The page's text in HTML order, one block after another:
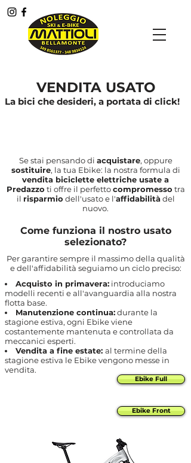
VENDITA USATO
La bici che desideri, a portata di click!
Se stai pensando di acquistare, oppure
sostituire, la tua Ebike: la nostra formula di
vendita biciclette elettriche usate a
Predazzo ti offre il perfettocompromesso tra
il risparmio dell'usato e l'affidabilitàdel
nuovo.
Come funziona il nostro usato
selezionato?
Per garantire sempre il massimo della qualità
e dell'affidabilità seguiamo un ciclo preciso:
Acquisto in primavera: introduciamo
modelli recenti e all'avanguardia alla nostra
flotta base.
Manutenzione continua:durante la
stagione estiva, ogni Ebike viene
costantemente mantenuta e controllata da
meccanici esperti.
Vendita a fine estate: al termine della
stagione estiva le Ebike vengono messe in
vendita.
Ebike Full
Ebike Front